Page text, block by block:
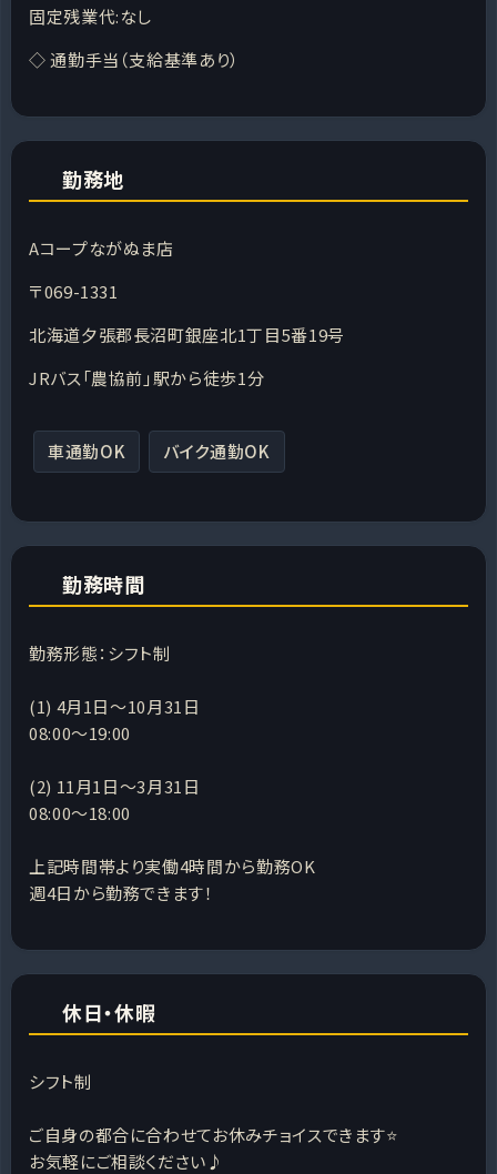
固定残業代:なし
◇ 通勤手当（支給基準あり）
勤務地
Aコープながぬま店
〒069-1331
北海道夕張郡長沼町銀座北1丁目5番19号
JRバス「農協前」駅から徒歩1分
車通勤OK バイク通勤OK
勤務時間
勤務形態：シフト制
(1) 4月1日～10月31日
08:00～19:00
(2) 11月1日～3月31日
08:00～18:00
上記時間帯より実働4時間から勤務OK
週4日から勤務できます！
休日・休暇
シフト制
ご自身の都合に合わせてお休みチョイスできます⭐
お気軽にご相談ください♪